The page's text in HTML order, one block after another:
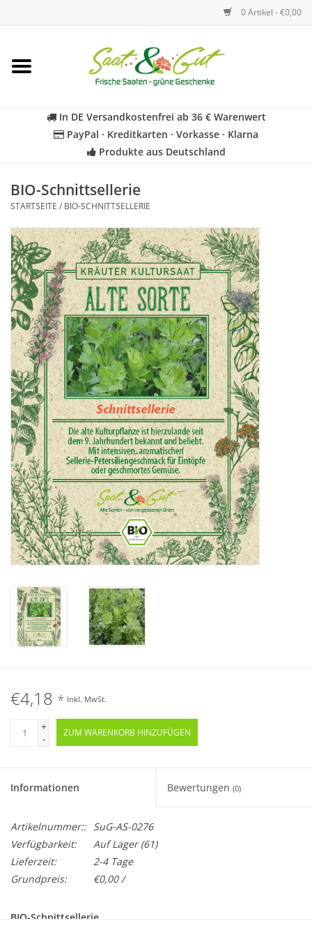
0 Artikel - €0,00
Startseite
Kräuter
Für Kinder
Geschenkideen
Katalog
In DE Versandkostenfrei ab 36 € Warenwert
PayPal · Kreditkarten · Vorkasse · Klarna
Produkte aus Deutschland
BIO-Schnittsellerie
STARTSEITE / BIO-SCHNITTSELLERIE
€4,18 * Inkl. MwSt.
+
-
ZUM WARENKORB HINZUFÜGEN
Informationen Bewertungen (0)
Artikelnummer:: SuG-AS-0276
Verfügbarkeit:
Auf Lager(61)
Lieferzeit:
2-4 Tage
Grundpreis:
€0,00 /
BIO-Schnittsellerie